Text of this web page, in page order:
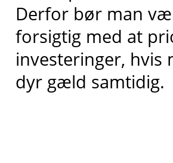
Derfor bør man
forsigtig med at
investeringer, hvis
dyr gæld samtidig.